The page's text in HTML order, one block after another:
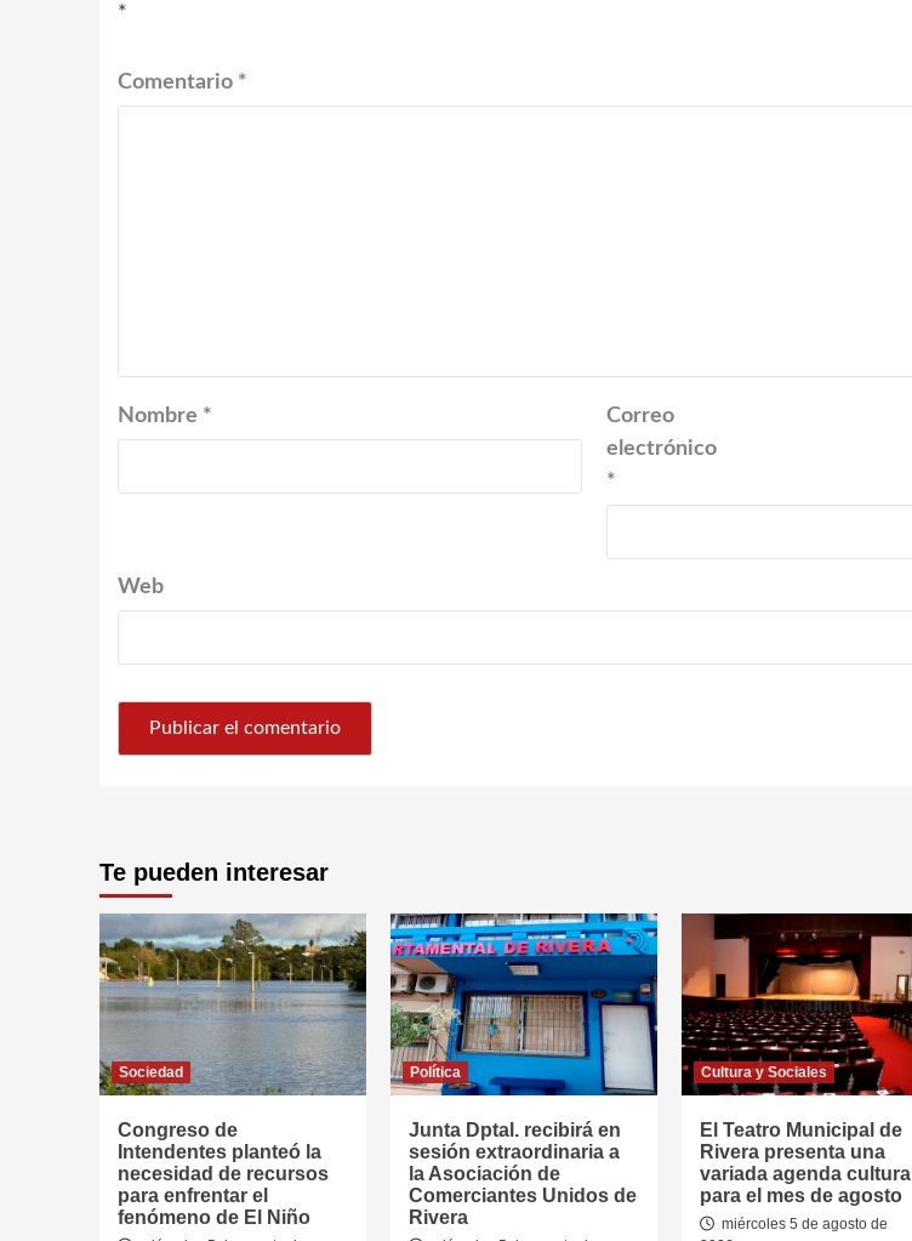
*
Comentario *
Nombre *
Correo
electrónico
*
Web
Te pueden interesar
Sociedad
Congreso de
Intendentes planteó la
necesidad de recursos
para enfrentar el
fenómeno de El Niño
Política
Junta Dptal. recibirá en
sesión extraordinaria a
la Asociación de
Comerciantes Unidos de
Rivera
Cultura y Sociales
El Teatro Municipal de
Rivera presenta una
variada agenda cultural
para el mes de agosto
miércoles 5 de agosto de